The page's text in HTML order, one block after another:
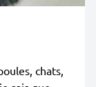
chats,